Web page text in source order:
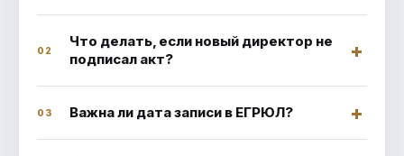
02
Что делать, если новый директор не
подписал акт?
03 Важна ли дата записи в ЕГРЮЛ?